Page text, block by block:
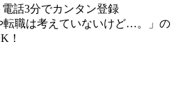
話3分でカンタン登録
転職は考えていないけど…。」の
！